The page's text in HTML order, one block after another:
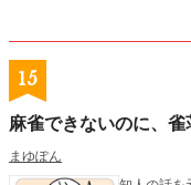
15
麻雀できないのに、雀
まゆぽん